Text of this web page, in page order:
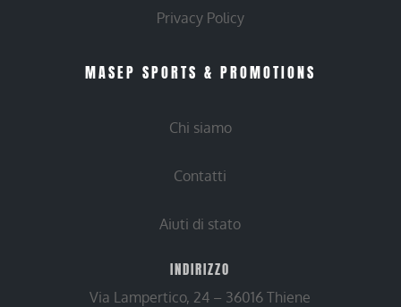
Privacy Policy
MASEP SPORTS & PROMOTIONS
Chi siamo
Contatti
Aiuti di stato
INDIRIZZO
Via Lampertico, 24 – 36016 Thiene